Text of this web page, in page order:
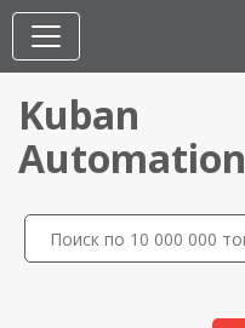
Kuban
Automation